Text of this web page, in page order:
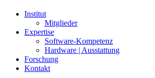
Institut
Mitglieder
Expertise
Software-Kompetenz
Hardware | Ausstattung
Forschung
Kontakt